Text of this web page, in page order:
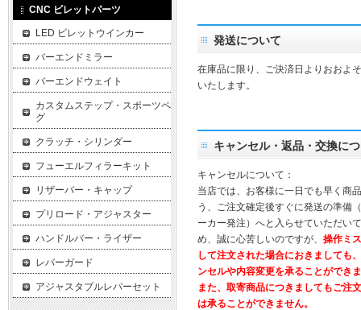
発送について
在庫品に限り、ご決済日よりおおよ
いたします。
キャンセル・返品・交換に
キャンセルについて：
当店では、お客様に一日でも早く商
う、ご注文確定後すぐに発送の準備
ーカー発注）へと入らせていただい
め、誠に心苦しいのですが、 操作ミ
して注文された場合におきましても
ンセルや内容変更を承ることができ
また、取寄商品につきましてもご注
は承ることができません。
CNC ビレットパーツ
LED ビレットウインカー
バーエンドミラー
バーエンドウェイト
カスタムステップ・スポーツペ
グ
クラッチ・シリンダー
フューエルフィラーキット
リザーバー・キャップ
プリロード・アジャスター
ハンドルバー・ライザー
レバーガード
アジャスタブルレバーセット